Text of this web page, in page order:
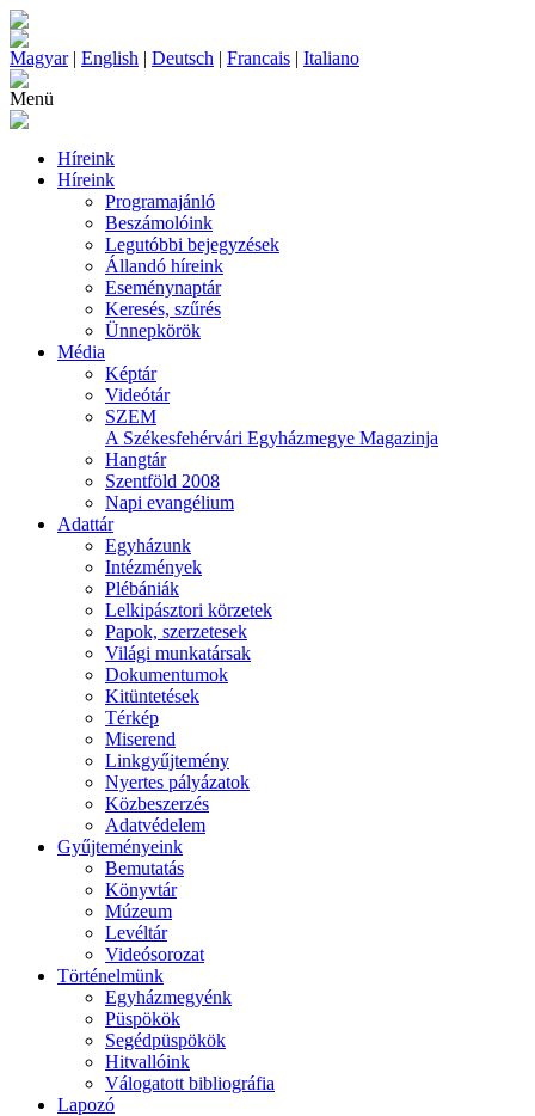
Magyar| English | Deutsch | Francais | Italiano
Menü
Híreink
Híreink
Programajánló
Beszámolóink
Legutóbbi bejegyzések
Állandó híreink
Eseménynaptár
Keresés, szűrés
Ünnepkörök
Média
Képtár
Videótár
SZEM
A Székesfehérvári Egyházmegye Magazinja
Hangtár
Szentföld 2008
Napi evangélium
Adattár
Egyházunk
Intézmények
Plébániák
Lelkipásztori körzetek
Papok, szerzetesek
Világi munkatársak
Dokumentumok
Kitüntetések
Térkép
Miserend
Linkgyűjtemény
Nyertes pályázatok
Közbeszerzés
Adatvédelem
Gyűjteményeink
Bemutatás
Könyvtár
Múzeum
Levéltár
Videósorozat
Történelmünk
Egyházmegyénk
Püspökök
Segédpüspökök
Hitvallóink
Válogatott bibliográfia
Lapozó